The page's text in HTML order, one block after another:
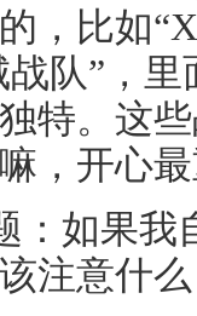
，比如
战队”，
特。这
，开心
：如果
注意什